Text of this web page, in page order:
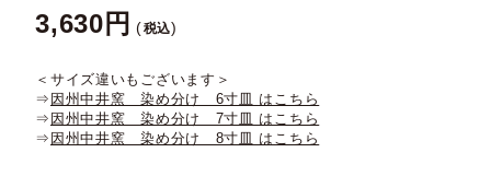
3,630 税込
＜サイズ違いもございます＞
⇒ 因州中井窯 染め分け 6寸皿 はこちら
⇒ 因州中井窯 染め分け 7寸皿 はこちら
⇒ 因州中井窯 染め分け 8寸皿 はこちら